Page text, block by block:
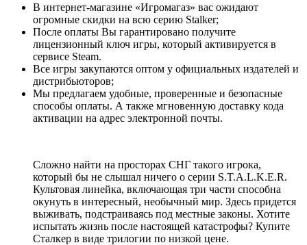
В интернет-магазине «Игромагаз» вас ожидают
огромные скидки на всю серию Stalker;
После оплаты Вы гарантировано получите
лицензионный ключ игры, который активируется в
сервисе Steam.
Все игры закупаются оптом у официальных издателей и
дистрибьюторов;
Мы предлагаем удобные, проверенные и безопасные
способы оплаты. А также мгновенную доставку кода
активации на адрес электронной почты.
Сложно найти на просторах СНГ такого игрока,
который бы не слышал ничего о серии S.T.A.L.K.E.R.
Культовая линейка, включающая три части способна
окунуть в интересный, необычный мир. Здесь придется
выживать, подстраиваясь под местные законы. Хотите
испытать жизнь после настоящей катастрофы? Купите
Сталкер в виде трилогии по низкой цене.